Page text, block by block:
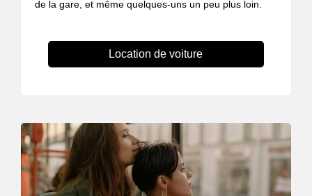
de la gare, et même quelques-uns un peu plus loin.
Location de voiture